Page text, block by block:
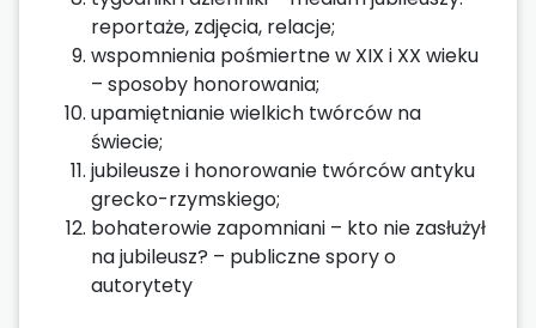
reportaże, zdjęcia, relacje;
wspomnienia pośmiertne w XIX i XX wieku
– sposoby honorowania;
upamiętnianie wielkich twórców na
świecie;
jubileusze i honorowanie twórców antyku
grecko-rzymskiego;
bohaterowie zapomniani – kto nie zasłużył
na jubileusz? – publiczne spory o
autorytety